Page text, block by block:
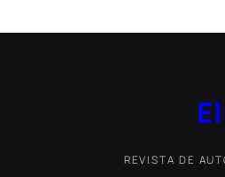
REVISTA DE